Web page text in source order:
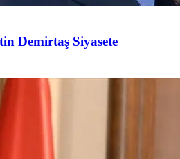
Demirtaş Siyasete